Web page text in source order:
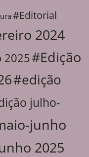
#Editorial
2024
2025#Edição
#edição
julho-
junho
2025